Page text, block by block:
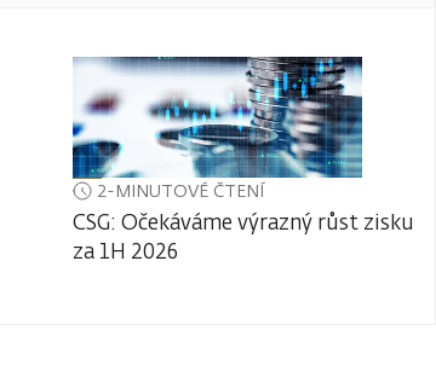
2-MINUTOVÉ ČTENÍ
CSG: Očekáváme výrazný růst zisku
za 1H 2026